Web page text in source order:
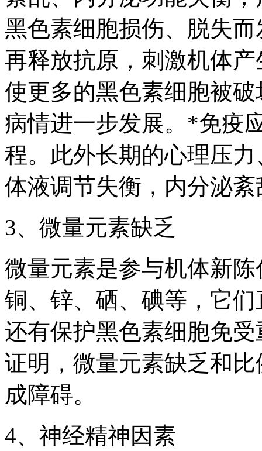
黑色素细胞损伤、脱失
再释放抗原，刺激机体
使更多的黑色素细胞被
病情进一步发展。*免疫
程。此外长期的心理压
体液调节失衡，内分泌
3、微量元素缺乏
微量元素是参与机体新
铜、锌、硒、碘等，它
还有保护黑色素细胞免
证明，微量元素缺乏和
成障碍。
4、神经精神因素